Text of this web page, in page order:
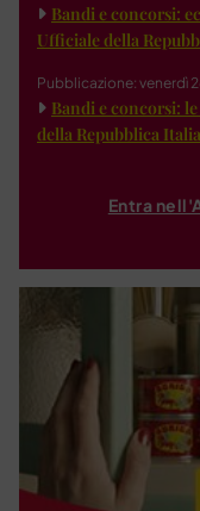
Bandi e concorsi:
Ufficiale della
Pubblicazione: venerdì
Bandi e concorsi:
della Repubblica
Entra